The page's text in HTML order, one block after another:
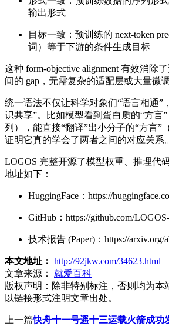
输出形式
目标一致：预训练的 next-token
词）等于下游的条件生成目标
这种 form-objective alignment 有效消除
间的 gap，无需复杂的适配层或大量微
统一语法不仅让科学对象们“语言相通”
识共享”。比如模型看到蛋白质的“方言
列），能直接“翻译”出小分子的“方言”
证明它真的学会了两者之间的对应关系。
LOGOS 完整开源了模型权重、推理代
地址如下：
HuggingFace：https://
GitHub：https://github.com/
技术报告 (Paper)：https://arxiv.org/
本文地址： http://92jkw.com/34623.html
文章来源：
就爱百科
版权声明： 除非特别标注，否则均为本
以链接形式注明文章出处。
上一篇快舟十一号遥十三运载火箭成功